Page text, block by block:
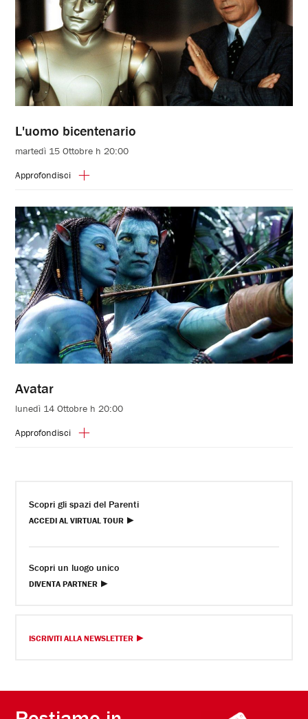
L'uomo bicentenario
martedì 15 Ottobre h 20:00
Approfondisci
Avatar
lunedì 14 Ottobre h 20:00
Approfondisci
Scopri gli spazi del Parenti
ACCEDI AL VIRTUAL TOUR
Scopri un luogo unico
DIVENTA PARTNER
ISCRIVITI ALLA NEWSLETTER